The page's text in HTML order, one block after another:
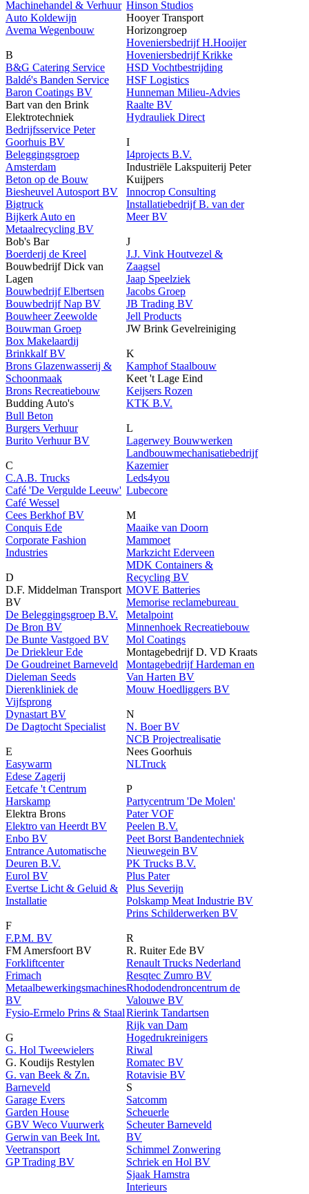
Machinehandel & Verhuur
Auto Koldewijn
Avema Wegenbouw
B
B&G Catering Service
Baldé's Banden Service
Baron Coatings BV
Bart van den Brink
Elektrotechniek
Bedrijfsservice Peter
Goorhuis BV
Beleggingsgroep
Amsterdam
Beton op de Bouw
Biesheuvel Autosport BV
Bigtruck
Bijkerk Auto en
Metaalrecycling BV
Bob's Bar
Boerderij de Kreel
Bouwbedrijf Dick van
Lagen
Bouwbedrijf Elbertsen
Bouwbedrijf Nap BV
Bouwheer Zeewolde
Bouwman Groep
Box Makelaardij
Brinkkalf BV
Brons Glazenwasserij &
Schoonmaak
Brons Recreatiebouw
Budding Auto's
Bull Beton
Burgers Verhuur
Burito Verhuur BV
C
C.A.B. Trucks
Café 'De Vergulde Leeuw'
Café Wessel
Cees Berkhof BV
Conquis Ede
Corporate Fashion
Industries
D
D.F. Middelman Transport
BV
De Beleggingsgroep B.V.
De Bron BV
De Bunte Vastgoed BV
De Driekleur Ede
De Goudreinet Barneveld
Dieleman Seeds
Dierenkliniek de
Vijfsprong
Dynastart BV
De Dagtocht Specialist
E
Easywarm
Edese Zagerij
Eetcafe 't Centrum
Harskamp
Elektra Brons
Elektro van Heerdt BV
Enbo BV
Entrance Automatische
Deuren B.V.
Eurol BV
Evertse Licht & Geluid &
Installatie
F
F.P.M. BV
FM Amersfoort BV
Forkliftcenter
Frimach
Metaalbewerkingsmachines
BV
Fysio-Ermelo Prins & Staal
G
G. Hol Tweewielers
G. Koudijs Restylen
G. van Beek & Zn.
Barneveld
Garage Evers
Garden House
GBV Weco Vuurwerk
Gerwin van Beek Int.
Veetransport
GP Trading BV
Hinson Studios
Hooyer Transport
Horizongroep
Hoveniersbedrijf H.Hooijer
Hoveniersbedrijf Krikke
HSD Vochtbestrijding
HSF Logistics
Hunneman Milieu-Advies
Raalte BV
Hydrauliek Direct
I
I4projects B.V.
Industriële Lakspuiterij Peter
Kuijpers
Innocrop Consulting
Installatiebedrijf B. van der
Meer BV
J
J.J. Vink Houtvezel &
Zaagsel
Jaap Speelziek
Jacobs Groep
JB Trading BV
Jell Products
JW Brink Gevelreiniging
K
Kamphof Staalbouw
Keet 't Lage Eind
Keijsers Rozen
KTK B.V.
L
Lagerwey Bouwwerken
Landbouwmechanisatiebedrijf
Kazemier
Leds4you
Lubecore
M
Maaike van Doorn
Mammoet
Markzicht Ederveen
MDK Containers &
Recycling BV
MOVE Batteries
Memorise reclamebureau
Metalpoint
Minnenhoek Recreatiebouw
Mol Coatings
Montagebedrijf D. VD Kraats
Montagebedrijf Hardeman en
Van Harten BV
Mouw Hoedliggers BV
N
N. Boer BV
NCB Projectrealisatie
Nees Goorhuis
NLTruck
P
Partycentrum 'De Molen'
Pater VOF
Peelen B.V.
Peet Borst Bandentechniek
Nieuwegein BV
PK Trucks B.V.
Plus Pater
Plus Severijn
Polskamp Meat Industrie BV
Prins Schilderwerken BV
R
R. Ruiter Ede BV
Renault Trucks Nederland
Resqtec Zumro BV
Rhododendroncentrum de
Valouwe BV
Rierink Tandartsen
Rijk van Dam
Hogedrukreinigers
Riwal
Romatec BV
Rotavisie BV
S
Satcomm
Scheuerle
Scheuter Barneveld
BV
Schimmel Zonwering
Schriek en Hol BV
Sjaak Hamstra
Interieurs